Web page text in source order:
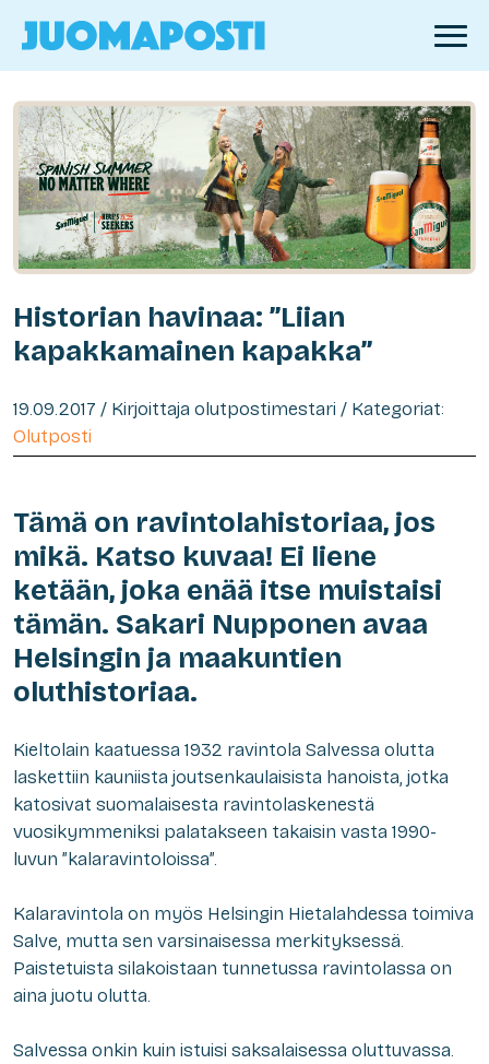
Historian havinaa: ”Liian
kapakkamainen kapakka”
19.09.2017 / Kirjoittaja olutpostimestari / Kategoriat:
Olutposti
Tämä on ravintolahistoriaa, jos
mikä. Katso kuvaa! Ei liene
ketään, joka enää itse muistaisi
tämän. Sakari Nupponen avaa
Helsingin ja maakuntien
oluthistoriaa.
Kieltolain kaatuessa 1932 ravintola Salvessa olutta
laskettiin kauniista joutsenkaulaisista hanoista, jotka
katosivat suomalaisesta ravintolaskenestä
vuosikymmeniksi palatakseen takaisin vasta 1990-
luvun ”kalaravintoloissa”.
Kalaravintola on myös Helsingin Hietalahdessa toimiva
Salve, mutta sen varsinaisessa merkityksessä.
Paistetuista silakoistaan tunnetussa ravintolassa on
aina juotu olutta.
Salvessa onkin kuin istuisi saksalaisessa oluttuvassa.